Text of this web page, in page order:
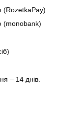
(RozetkaPay)
(monobank)
– 14 днів.